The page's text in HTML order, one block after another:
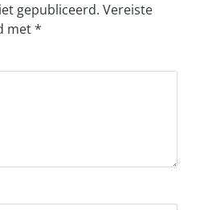
gepubliceerd. Vereiste
met*